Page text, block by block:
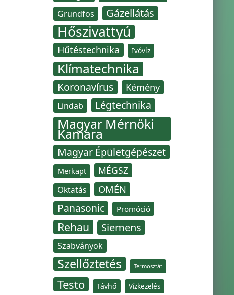
Grundfos Gázellátás
Hőszivattyú
Hűtéstechnika Ivóvíz
Klímatechnika
Koronavírus Kémény
Lindab Légtechnika
Magyar Mérnöki
Kamara
Magyar Épületgépészet
Merkapt MÉGSZ
Oktatás OMÉN
Panasonic Promóció
Rehau Siemens
Szabványok
Szellőztetés Termosztát
Testo Távhő Vízkezelés